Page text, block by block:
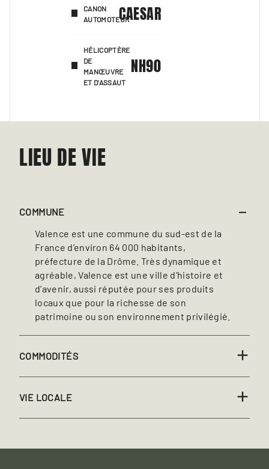
CANON
AUTOMOTEURCAESAR
HÉLICOPTÈRE
DE
MANŒUVRE
ET D'ASSAUT
NH90
LIEU DE VIE
COMMUNE
Valence est une commune du sud-est de la
France d’environ 64 000 habitants,
préfecture de la Drôme. Très dynamique et
agréable, Valence est une ville d’histoire et
d’avenir, aussi réputée pour ses produits
locaux que pour la richesse de son
patrimoine ou son environnement privilégié.
COMMODITÉS
VIE LOCALE